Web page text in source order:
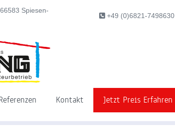
Spiesen-
+49 (0)6821-7498630
Kontakt Jetzt Preis Erfahren